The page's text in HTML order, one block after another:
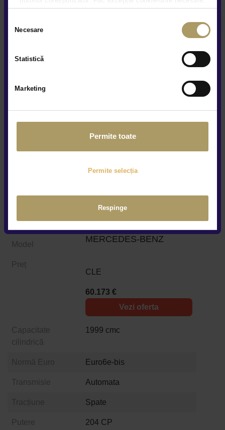
care sunt activate automat, conform legislației în vigoare.
Necesare
Statistică
Marketing
Permite toate
Permite selecția
Respinge
Alte versiuni disponibile
Model
Preț
Capacitate
cilindrică
Transmisie
Putere
MERCEDES-BENZ
CLE
60.173 €
Vezi oferta
1999 cmc
Euro6e-bis
Automata
Spate
204 CP